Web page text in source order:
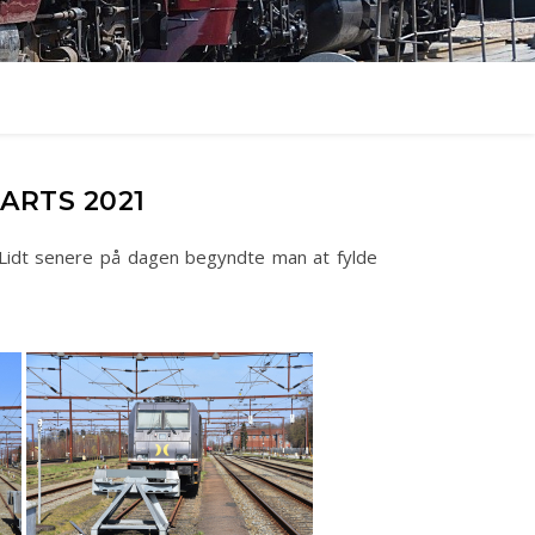
2021
senere på dagen begyndte man at fylde